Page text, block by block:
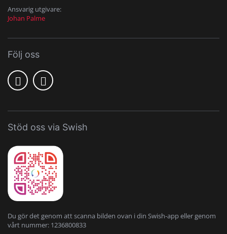
Ansvarig utgivare:
Johan Palme
Följ oss
Stöd oss via Swish
Du gör det genom att scanna bilden ovan i din Swish-app eller genom
vårt nummer: 1236800833